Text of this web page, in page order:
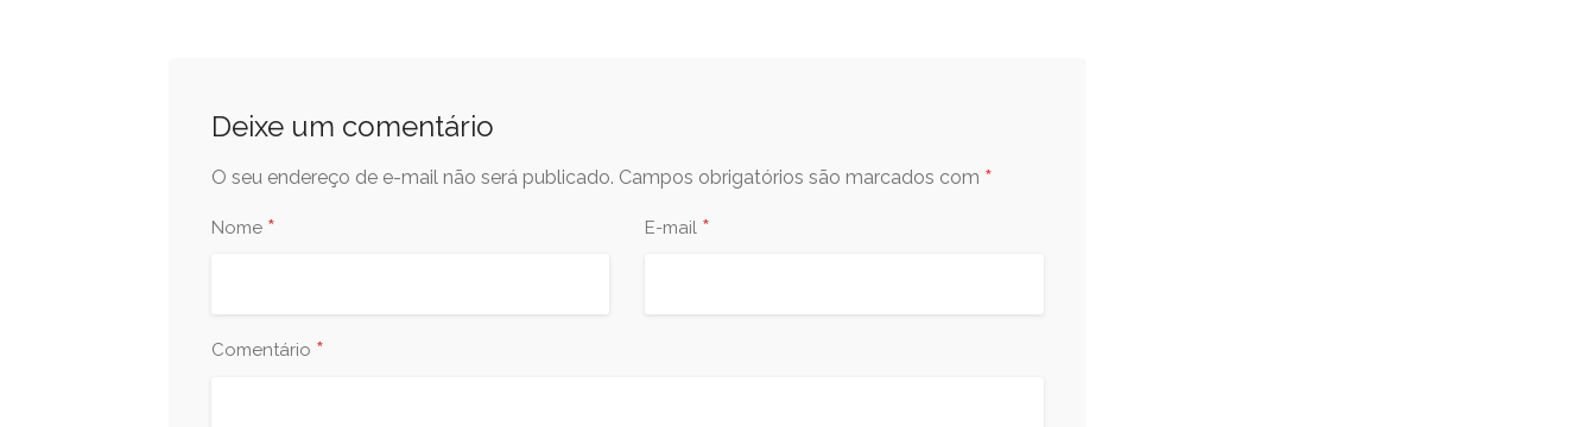
Deixe um comentário
O seu endereço de e-mail não será publicado. Campos obrigatórios são marcados com *
Nome * E-mail *
Comentário *